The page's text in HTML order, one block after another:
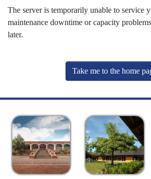
The server is temporarily unable to service
maintenance downtime or capacity
later.
Take me to the home